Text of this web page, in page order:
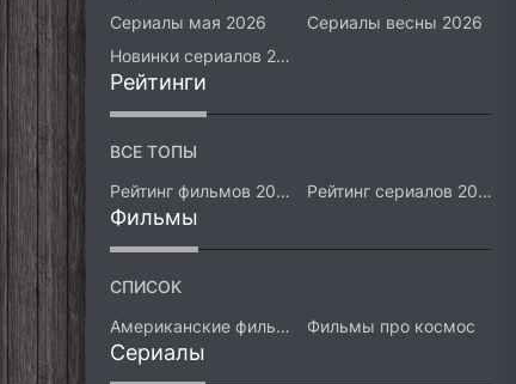
Сериалы мая 2026
Сериалы весны 2026
Новинки сериалов 2026
Рейтинги
ВСЕ ТОПЫ
Рейтинг фильмов 2026
Рейтинг сериалов 2026
Фильмы
СПИСОК
Американские фильмы
Фильмы про космос
Сериалы